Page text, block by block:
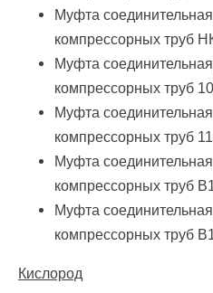
Муфта
компрессорных труб
Муфта
компрессорных труб
Муфта
компрессорных труб
Муфта
компрессорных труб
Муфта
компрессорных труб
Кислород